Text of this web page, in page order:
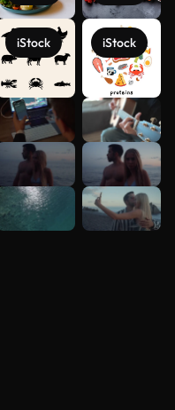
iStock iStock
Mehr
anzeigen